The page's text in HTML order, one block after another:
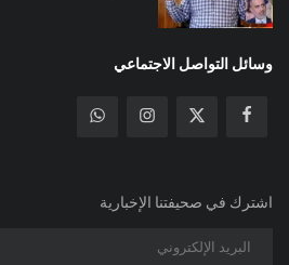
وسائل التواصل الاجتماعي
اشترك في صحيفتنا الإخبارية